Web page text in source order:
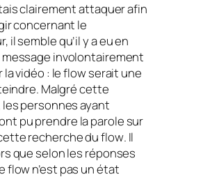
clairement attaquer afin
concernant le
il semble qu’il y a eu en
message involontairement
la vidéo : leflowserait une
Malgré cette
personnes ayant
pu prendre la parole sur
recherche du flow. Il
que selon les réponses
flown’est pas un état